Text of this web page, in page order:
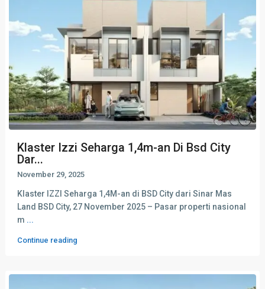
Klaster Izzi Seharga 1,4m-an Di Bsd City
Dar...
November 29, 2025
Klaster IZZI Seharga 1,4M-an di BSD City dari Sinar Mas
Land BSD City, 27 November 2025 – Pasar properti nasional
m ...
Continue reading